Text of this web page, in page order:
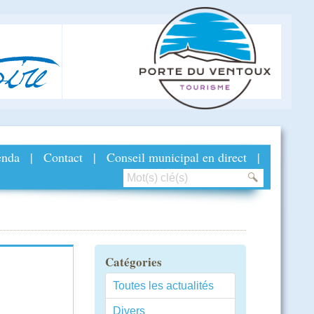
| Contact | Conseil municipal en direct |
Catégories
Toutes les actualités
Divers